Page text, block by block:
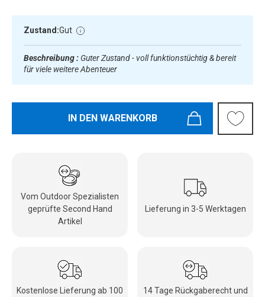
Zustand:Gut
Beschreibung : Guter Zustand - voll funktionstüchtig & bereit
für viele weitere Abenteuer
IN DEN WARENKORB
Vom Outdoor Spezialisten
geprüfte Second Hand
Artikel
Lieferung in 3-5 Werktagen
Kostenlose Lieferung ab 100
14 Tage Rückgaberecht und